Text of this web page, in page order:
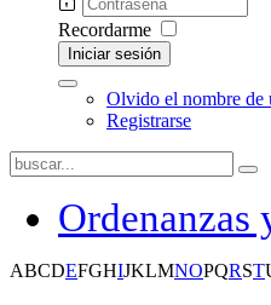
Recordarme
Iniciar sesión
Olvido el nombre de
Registrarse
Ordenanzas
ABCDEFGHIJKLMNOPQRST